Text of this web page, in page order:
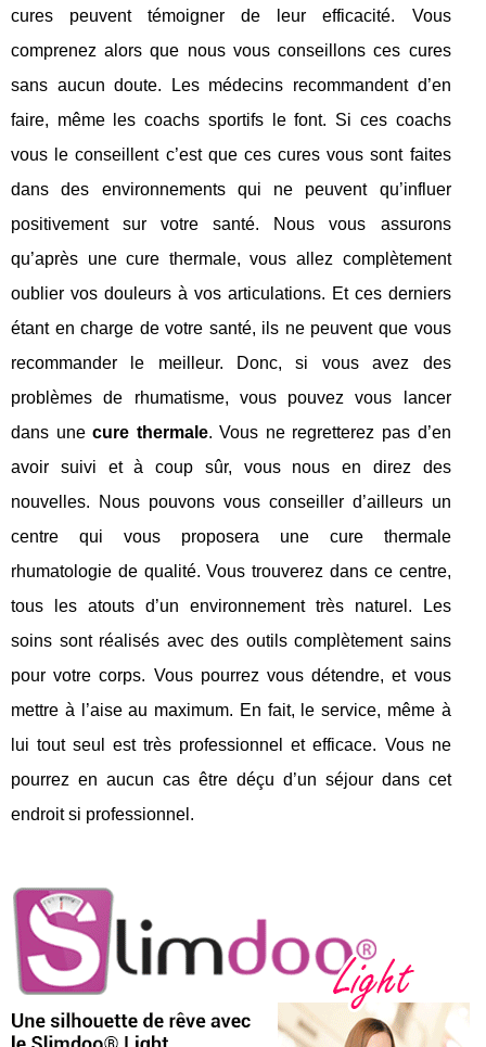
cures peuvent témoigner de leur efficacité. Vous
comprenez alors que nous vous conseillons ces cures
sans aucun doute. Les médecins recommandent d’en
faire, même les coachs sportifs le font. Si ces coachs
vous le conseillent c’est que ces cures vous sont faites
dans des environnements qui ne peuvent qu’influer
positivement sur votre santé. Nous vous assurons
qu’après une cure thermale, vous allez complètement
oublier vos douleurs à vos articulations. Et ces derniers
étant en charge de votre santé, ils ne peuvent que vous
recommander le meilleur. Donc, si vous avez des
problèmes de rhumatisme, vous pouvez vous lancer
dans unecure thermale. Vous ne regretterez pas d’en
avoir suivi et à coup sûr, vous nous en direz des
nouvelles. Nous pouvons vous conseiller d’ailleurs un
centre qui vous proposera une cure thermale
rhumatologie de qualité. Vous trouverez dans ce centre,
tous les atouts d’un environnement très naturel. Les
soins sont réalisés avec des outils complètement sains
pour votre corps. Vous pourrez vous détendre, et vous
mettre à l’aise au maximum. En fait, le service, même à
lui tout seul est très professionnel et efficace. Vous ne
pourrez en aucun cas être déçu d’un séjour dans cet
endroit si professionnel.